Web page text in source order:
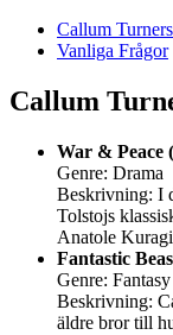
Callum
Vanliga Frågor
Callum
War & Peace
Genre: Drama
Beskrivning: I
Tolstojs
Anatole
Fantastic
Genre: Fantasy
Beskrivning:
äldre bror till